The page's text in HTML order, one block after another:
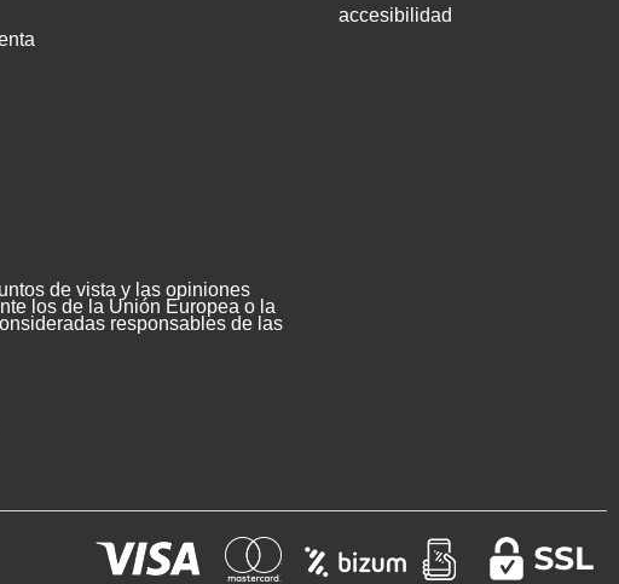
accesibilidad
de vista y las opiniones
los de la Unión Europea o la
responsables de las